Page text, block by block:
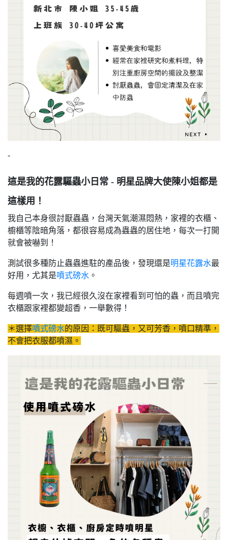
-
這是我的花露驅蟲小日常 - 明星品牌大使陳小姐都是
這樣用！
我自己本身很討厭蟲蟲，台灣天氣潮濕悶熱，家裡的衣櫃、
櫥櫃等陰暗角落，都很容易成為蟲蟲的居住地，每次一打開
就會被嚇到！
測試很多種防止蟲蟲進駐的產品後，發現還是明星花露水最
好用，尤其是噴式磅水 。
每週噴一次，我已經很久沒在家裡看到可怕的蟲，而且噴完
衣櫃跟家裡都變超香，一舉數得！
＊選擇噴式磅水的原因：既可驅蟲，又可芳香，噴口精準，
不會把衣服都噴濕。